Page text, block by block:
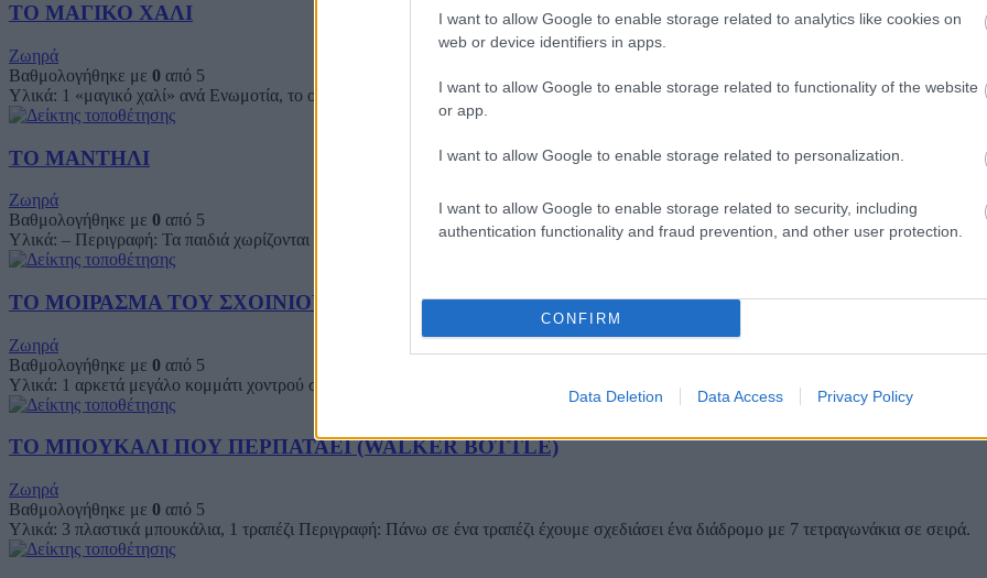
I want to allow Google to enable storage related to analytics like cookies on
web or device identifiers in apps.
I want to allow Google to enable storage related to functionality of the website
or app.
I want to allow Google to enable storage related to personalization.
I want to allow Google to enable storage related to security, including
authentication functionality and fraud prevention, and other user protection.
CONFIRM
Data Deletion Data Access Privacy Policy
ΤΟ ΜΑΓΙΚΟ ΧΑΛΙ
Ζωηρά
Βαθμολογήθηκε με 0 από 5
Υλικά: 1 «μαγικό χαλί» ανά Ενωμοτία, το οποίο μπορεί να είναι π.χ. ένα φύλλο εδάφους ή ένα κομμάτι νάιλον 2 x
ΤΟ ΜΑΝΤΗΛΙ
Ζωηρά
Βαθμολογήθηκε με 0 από 5
Υλικά: – Περιγραφή: Τα παιδιά χωρίζονται σε δύο ομάδες, που στέκονται αντιμέτωπες σε δύο παράλληλες γραμμές με απόσταση 15 m
ΤΟ ΜΟΙΡΑΣΜΑ ΤΟΥ ΣΧΟΙΝΙΟΥ
Ζωηρά
Βαθμολογήθηκε με 0 από 5
Υλικά: 1 αρκετά μεγάλο κομμάτι χοντρού σχοινιού Περιγραφή: Τα παιδιά χωρίζονται σε δύο ομάδες, που στέκονται αντιμέτωπες από τη
ΤΟ ΜΠΟΥΚΑΛΙ ΠΟΥ ΠΕΡΠΑΤΑΕΙ (WALKER BOTTLE)
Ζωηρά
Βαθμολογήθηκε με 0 από 5
Υλικά: 3 πλαστικά μπουκάλια, 1 τραπέζι Περιγραφή: Πάνω σε ένα τραπέζι έχουμε σχεδιάσει ένα διάδρομο με 7 τετραγωνάκια σε σειρά.